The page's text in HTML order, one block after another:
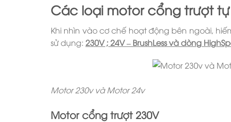
Các loại motor cổng trượt
Khi nhìn vào cơ chế hoạt động bên ngoài,
sử dụng: 230V ; 24V – BrushLess và dòng
Motor 230v và Motor 24v
Motor cổng trượt 230V